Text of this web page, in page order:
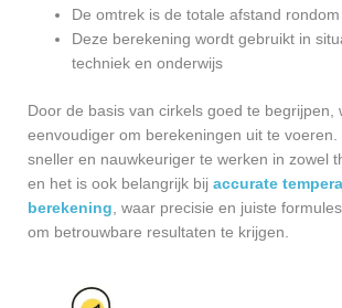
De omtrek is de totale afstand
Deze berekening wordt gebruikt in
techniek en onderwijs
Door de basis van cirkels goed te begrijpen,
eenvoudiger om berekeningen uit te voeren.
sneller en nauwkeuriger te werken in zowel
en het is ook belangrijk bij accurate
berekening , waar precisie en juiste
om betrouwbare resultaten te krijgen.